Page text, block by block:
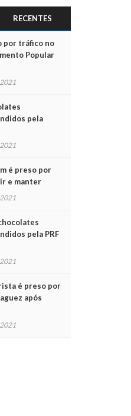
RECENTES
por tráfico no
Popular
pela
na
é preso por
e manter
em cárcere
pela PRF
no Natal
é preso por
após